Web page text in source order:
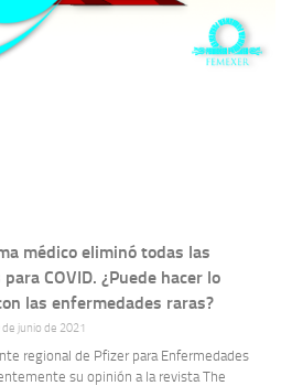
médico eliminó todas las
COVID. ¿Puede hacer lo
las enfermedades raras?
de junio de 2021
regional de Pfizer para Enfermedades
su opinión a la revista The